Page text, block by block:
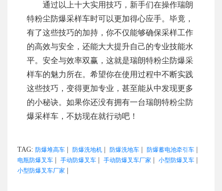
通过以上十大实用技巧，新手们在操作瑞朗
特粉尘防爆采样车时可以更加得心应手。毕竟，
有了这些技巧的加持，你不仅能够确保采样工作
的高效与安全，还能大大提升自己的专业技能水
平。安全与效率双赢，这就是瑞朗特粉尘防爆采
样车的魅力所在。希望你在使用过程中不断实践
这些技巧，变得更加专业，甚至能从中发现更多
的小秘诀。如果你还没有拥有一台瑞朗特粉尘防
爆采样车，不妨现在就行动吧！
TAG: 防爆堆高车 防爆洗地机 防爆洗地车 防爆蓄电池牵引车
电瓶防爆叉车 手动防爆叉车 手动防爆叉车厂家 小型防爆叉车
小型防爆叉车厂家